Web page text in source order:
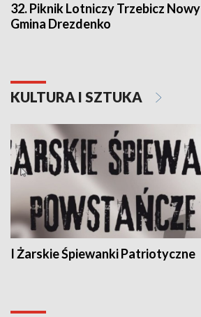
32. Piknik Lotniczy Trzebicz Nowy
Gmina Drezdenko
KULTURA I SZTUKA
I Żarskie Śpiewanki Patriotyczne